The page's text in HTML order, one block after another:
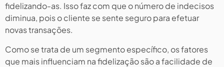
fidelizando-as. Isso faz com que o número de indecisos
diminua, pois o cliente se sente seguro para efetuar
novas transações.
Como se trata de um segmento específico, os fatores
que mais influenciam na fidelização são a facilidade de